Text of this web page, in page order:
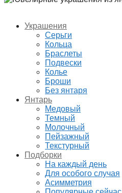
Украшения
Серьги
Кольца
Браслеты
Подвески
Колье
Броши
Без янтаря
Янтарь
Медовый
Темный
Молочный
Пейзажный
Текстурный
Подборки
На каждый день
Для особого случая
Асимметрия